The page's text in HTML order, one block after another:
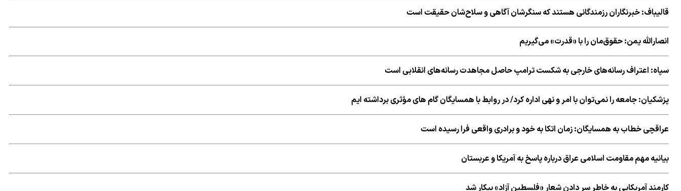
قالیباف: خبرنگاران رزمندگانی هستند که سنگرشان آگاهی و سلاح‌شان حقیقت است
انصارالله یمن: حقوق‌مان را با «قدرت» می‌گیریم
سپاه: اعتراف رسانه‌های خارجی به شکست ترامپ حاصل مجاهدت رسانه‌های انقلابی است
پزشکیان: جامعه را نمی‌توان با امر و نهی اداره کرد/ در روابط با همسایگان گام های مؤثری برداشته ایم
عراقچی خطاب به همسایگان: زمان اتکا به خود و برادری واقعی فرا رسیده است
بیانیه مهم مقاومت اسلامی عراق درباره پاسخ به آمریکا و عربستان
کارمند آمریکایی به خاطر سر دادن شعار «فلسطین آزاد» بیکار شد